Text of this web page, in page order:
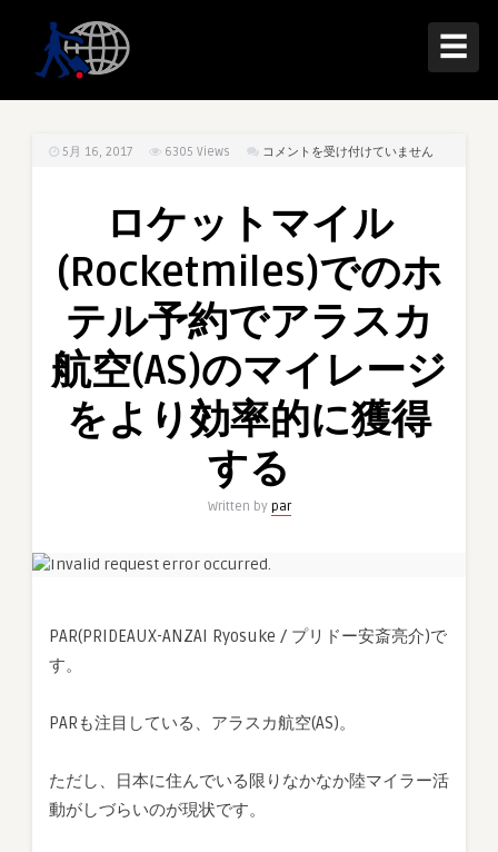
☰
5月 16, 2017 6305 Views
ロ
ト
イ
(Rocketmiles)
の
テ
予
で
ラ
航
の
レ
コメントを受け付けていません
ロケットマイル
(Rocketmiles)でのホ
テル予約でアラスカ
航空(AS)のマイレージ
をより効率的に獲得
する
Written by par
PAR(PRIDEAUX-ANZAI Ryosuke / プリドー安斎亮介)で
す。
PARも注目している、アラスカ航空(AS)。
ただし、日本に住んでいる限りなかなか陸マイラー活
動がしづらいのが現状です。